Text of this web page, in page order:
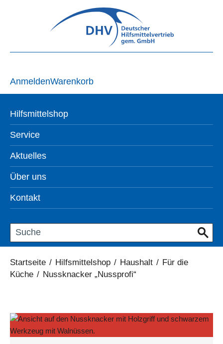
AnmeldenWarenkorb
Hilfsmittelshop
Service
Aktuelles
Über uns
Kontakt
Startseite / Hilfsmittelshop / Haushalt / Für die
Küche / Nussknacker „Nussprofi“